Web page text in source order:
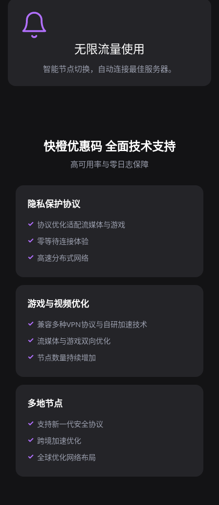
无限流量使用
智能节点切换，自动连接最佳服务器。
快橙优惠码 全面技术支持
高可用率与零日志保障
隐私保护协议
协议优化适配流媒体与游戏
零等待连接体验
高速分布式网络
游戏与视频优化
兼容多种VPN协议与自研加速技术
流媒体与游戏双向优化
节点数量持续增加
多地节点
支持新一代安全协议
跨境加速优化
全球优化网络布局